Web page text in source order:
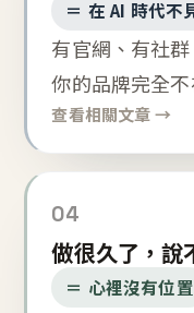
＝ 在 AI 時代不
有官網、有社
你的品牌完全不
查看相關文章 →
04
做很久了，說
＝ 心裡沒有位置